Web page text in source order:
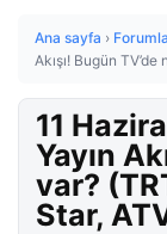
Ana sayfa ›
Akışı! Bugün
11
Yayın
var?
Star,